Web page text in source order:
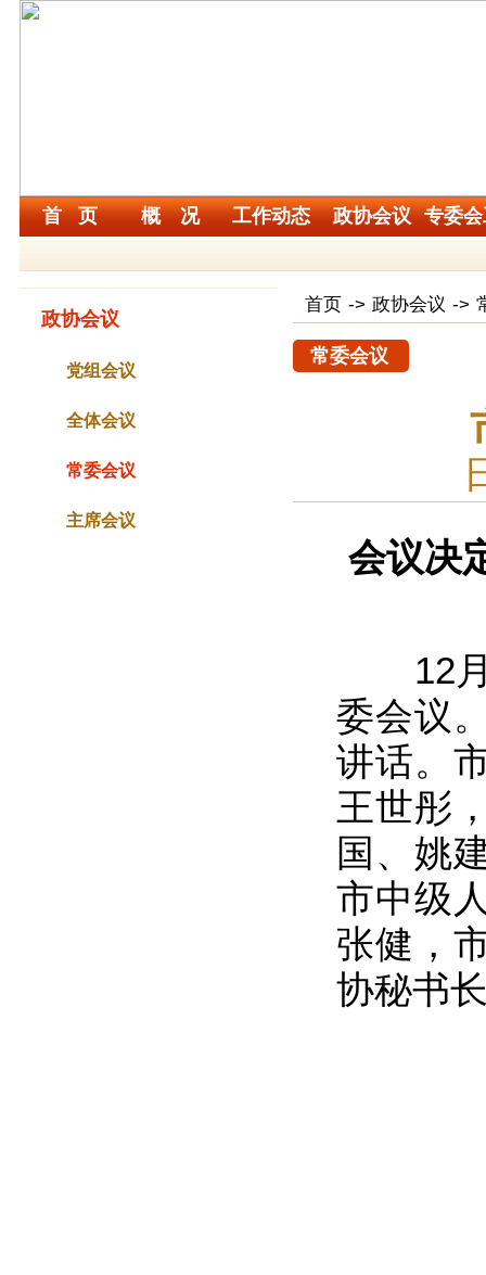
首 页 概 况 工作动态 政协会议 专委
政协会议
党组会议
全体会议
常委会议
主席会议
首页 -> 政协会议 ->
常委会议
会议决
12月
委会议
讲话。
王世彤
国、姚
市中级
张健，
协秘书